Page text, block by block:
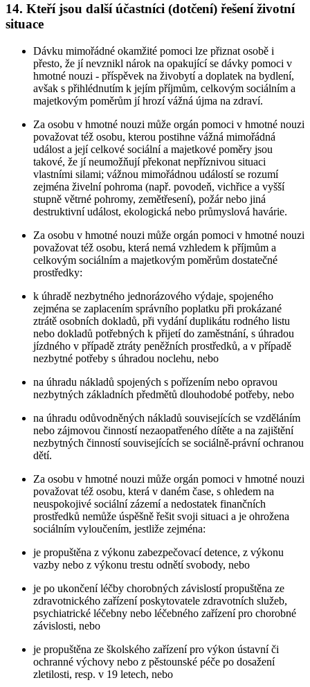
14. Kteří jsou další účastníci (dotčení) řešení životní
situace
Dávku mimořádné okamžité pomoci lze přiznat osobě i
přesto, že jí nevznikl nárok na opakující se dávky pomoci v
hmotné nouzi - příspěvek na živobytí a doplatek na bydlení,
avšak s přihlédnutím k jejím příjmům, celkovým sociálním a
majetkovým poměrům jí hrozí vážná újma na zdraví.
Za osobu v hmotné nouzi může orgán pomoci v hmotné nouzi
považovat též osobu, kterou postihne vážná mimořádná
událost a její celkové sociální a majetkové poměry jsou
takové, že jí neumožňují překonat nepříznivou situaci
vlastními silami; vážnou mimořádnou událostí se rozumí
zejména živelní pohroma (např. povodeň, vichřice a vyšší
stupně větrné pohromy, zemětřesení), požár nebo jiná
destruktivní událost, ekologická nebo průmyslová havárie.
Za osobu v hmotné nouzi může orgán pomoci v hmotné nouzi
považovat též osobu, která nemá vzhledem k příjmům a
celkovým sociálním a majetkovým poměrům dostatečné
prostředky:
k úhradě nezbytného jednorázového výdaje, spojeného
zejména se zaplacením správního poplatku při prokázané
ztrátě osobních dokladů, při vydání duplikátu rodného listu
nebo dokladů potřebných k přijetí do zaměstnání, s úhradou
jízdného v případě ztráty peněžních prostředků, a v případě
nezbytné potřeby s úhradou noclehu, nebo
na úhradu nákladů spojených s pořízením nebo opravou
nezbytných základních předmětů dlouhodobé potřeby, nebo
na úhradu odůvodněných nákladů souvisejících se vzděláním
nebo zájmovou činností nezaopatřeného dítěte a na zajištění
nezbytných činností souvisejících se sociálně-právní ochranou
dětí.
Za osobu v hmotné nouzi může orgán pomoci v hmotné nouzi
považovat též osobu, která v daném čase, s ohledem na
neuspokojivé sociální zázemí a nedostatek finančních
prostředků nemůže úspěšně řešit svoji situaci a je ohrožena
sociálním vyloučením, jestliže zejména:
je propuštěna z výkonu zabezpečovací detence, z výkonu
vazby nebo z výkonu trestu odnětí svobody, nebo
je po ukončení léčby chorobných závislostí propuštěna ze
zdravotnického zařízení poskytovatele zdravotních služeb,
psychiatrické léčebny nebo léčebného zařízení pro chorobné
závislosti, nebo
je propuštěna ze školského zařízení pro výkon ústavní či
ochranné výchovy nebo z pěstounské péče po dosažení
zletilosti, resp. v 19 letech, nebo